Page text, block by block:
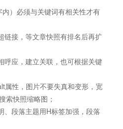
）必须与关键词有相关性才有
链接，等文章快照有排名后再扩
呼应，建立关联，也可根据关键
属性，图片不要失真和变形，宽
索快照缩略图；
、段落主题用H标签加强，段落